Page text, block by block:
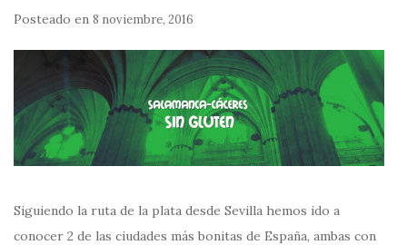
Posteado en 8 noviembre, 2016
Siguiendo la ruta de la plata desde Sevilla hemos ido a
conocer 2 de las ciudades más bonitas de España, ambas con